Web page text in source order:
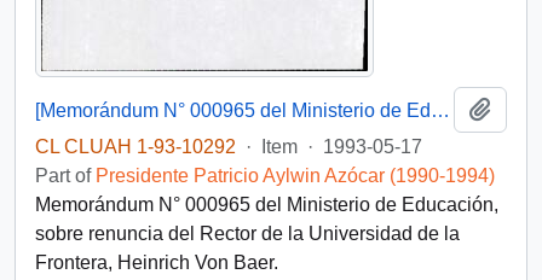
[Memorándum N° 000965 del Ministerio de Educación]
CL CLUAH 1-93-10292
· Item · 1993-05-17
Part of Presidente Patricio Aylwin Azócar (1990-1994)
Memorándum N° 000965 del Ministerio de Educación,
sobre renuncia del Rector de la Universidad de la
Frontera, Heinrich Von Baer.